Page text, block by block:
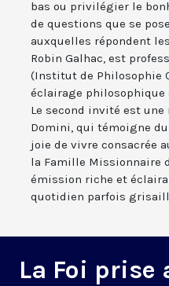
bas ou privilégier le
de questions que se
auxquelles répondent
Robin Galhac, est
(Institut de Philosophie
éclairage philosophique
Le second invité est
Domini, qui témoigne
joie de vivre consacrée
la Famille Missionnaire
émission riche et
quotidien parfois
La Foi prise